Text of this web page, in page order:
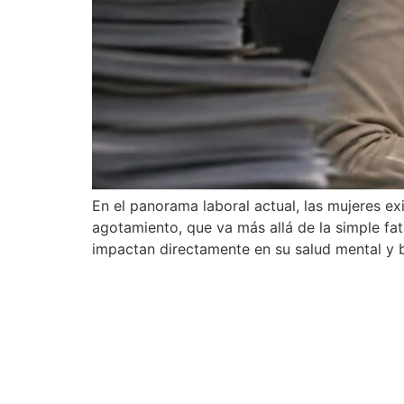
En el panorama laboral actual, las mujeres
agotamiento, que va más allá de la simple
impactan directamente en su salud mental